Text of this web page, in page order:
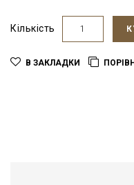
Кількість
В ЗАКЛАДКИ